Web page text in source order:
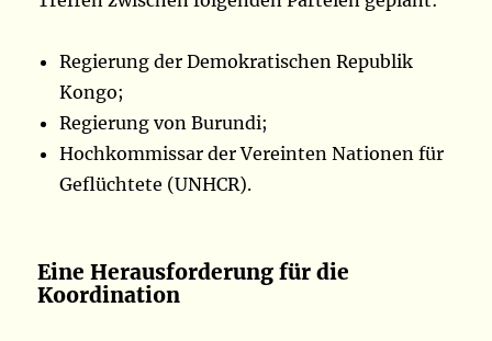
Regierung der Demokratischen Republik
Kongo;
Regierung von Burundi;
Hochkommissar der Vereinten Nationen für
Geflüchtete (UNHCR).
Eine Herausforderung für die
Koordination